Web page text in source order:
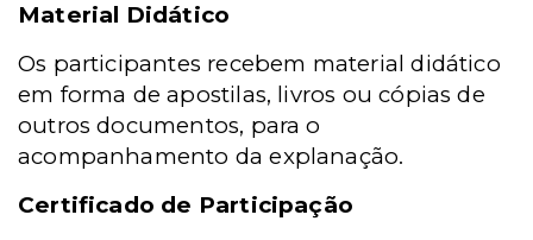
Material Didático
Os participantes recebem material didático
em forma de apostilas, livros ou cópias de
outros documentos, para o
acompanhamento da explanação.
Certificado de Participação